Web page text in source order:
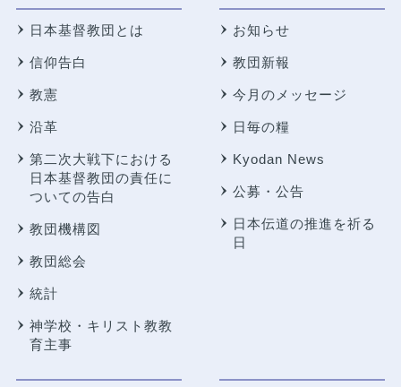
日本基督教団とは
信仰告白
教憲
沿革
第二次大戦下における
日本基督教団の責任に
ついての告白
教団機構図
教団総会
統計
神学校・キリスト教教
育主事
お知らせ
教団新報
今月のメッセージ
日毎の糧
Kyodan News
公募・公告
日本伝道の推進を祈る
日